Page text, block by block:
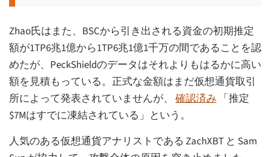
Zhao氏はまた、BSCから引き出される資金の初期推定
額が1TP6兆1億から1TP6兆1億1千万の間であることを認
めたが、PeckShieldのデータはそれよりもはるかに高い
額を見積もっている。正式な金額はまだ仮想通貨取引
所によって発表されていませんが、 確認済み 「推定
$7Mはすでに凍結されている」という。
人気のある仮想通貨アナリストである ZachXBT と Sam